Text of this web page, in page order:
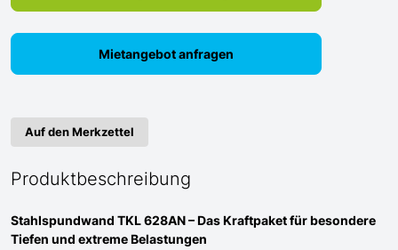
Mietangebot anfragen
Auf den Merkzettel
Produktbeschreibung
Stahlspundwand TKL 628AN – Das Kraftpaket fürbesondere
Tiefen und extreme Belastungen